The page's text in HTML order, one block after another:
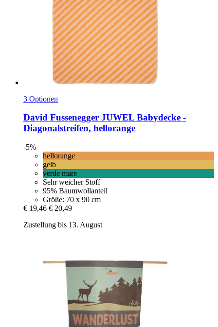
3 Optionen
David Fussenegger JUWEL Babydecke -​
Diagonalstreifen, hellorange
-5%
hellorange
gelb
verde mare
Sehr weicher Stoff
95% Baumwollanteil
Größe: 70 x 90 cm
€ 19,46 € 20,49
Zustellung bis 13. August